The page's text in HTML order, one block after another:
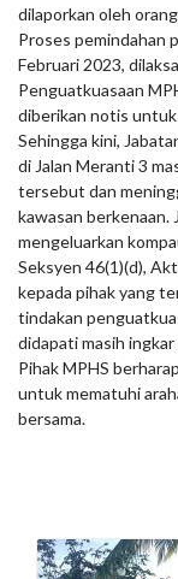
dilaporkan oleh
Proses pemindahan
Februari 2023,
Penguatkuasaan
diberikan notis
Sehingga kini,
di Jalan Meranti 3
tersebut dan
kawasan berkenaan.
mengeluarkan
Seksyen 46(1)(d),
kepada pihak yang
tindakan
didapati masih
Pihak MPHS
untuk mematuhi
bersama.